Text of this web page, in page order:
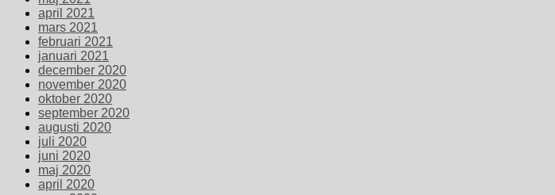
april 2021
mars 2021
februari 2021
januari 2021
december 2020
november 2020
oktober 2020
september 2020
augusti 2020
juli 2020
juni 2020
maj 2020
april 2020